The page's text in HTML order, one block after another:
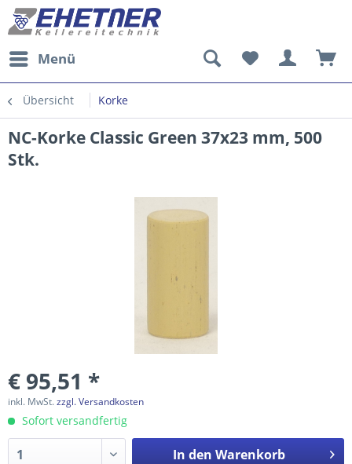
Menü
Übersicht Korke
NC-Korke Classic Green 37x23 mm, 500
Stk.
€ 95,51 *
inkl. MwSt.zzgl. Versandkosten
Sofort versandfertig
In den Warenkorb